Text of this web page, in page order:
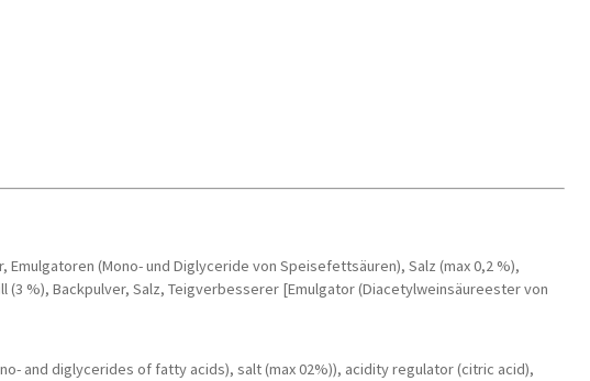
(Mono- und Diglyceride von Speisefettsäuren), Salz (max 0,2 %),
%), Backpulver, Salz, Teigverbesserer [Emulgator (Diacetylweinsäureester von
and diglycerides of fatty acids), salt (max 02%)), acidity regulator (citric acid),